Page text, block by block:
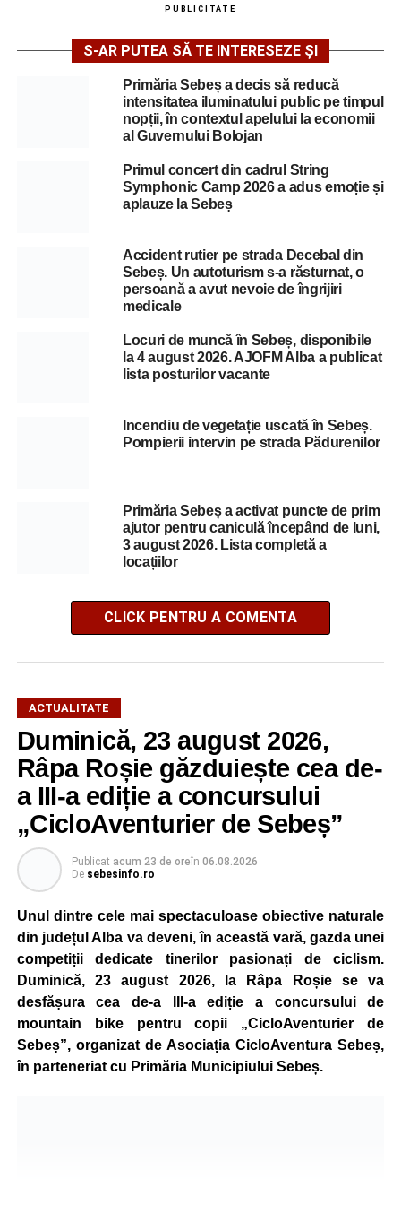
PUBLICITATE
S-AR PUTEA SĂ TE INTERESEZE ȘI
Primăria Sebeș a decis să reducă
intensitatea iluminatului public pe timpul
nopții, în contextul apelului la economii
al Guvernului Bolojan
Primul concert din cadrul String
Symphonic Camp 2026 a adus emoție și
aplauze la Sebeș
Accident rutier pe strada Decebal din
Sebeș. Un autoturism s-a răsturnat, o
persoană a avut nevoie de îngrijiri
medicale
Locuri de muncă în Sebeș, disponibile
la 4 august 2026. AJOFM Alba a publicat
lista posturilor vacante
Incendiu de vegetație uscată în Sebeș.
Pompierii intervin pe strada Pădurenilor
Primăria Sebeș a activat puncte de prim
ajutor pentru caniculă începând de luni,
3 august 2026. Lista completă a
locațiilor
CLICK PENTRU A COMENTA
ACTUALITATE
Duminică, 23 august 2026,
Râpa Roșie găzduiește cea de-
a III-a ediție a concursului
„CicloAventurier de Sebeș”
Publicat acum 23 de oreîn 06.08.2026
De sebesinfo.ro
Unul dintre cele mai spectaculoase obiective naturale
din județul Alba va deveni, în această vară, gazda unei
competiții dedicate tinerilor pasionați de ciclism.
Duminică, 23 august 2026, la Râpa Roșie se va
desfășura cea de-a III-a ediție a concursului de
mountain bike pentru copii „CicloAventurier de
Sebeș”, organizat de Asociația CicloAventura Sebeș,
în parteneriat cu Primăria Municipiului Sebeș.